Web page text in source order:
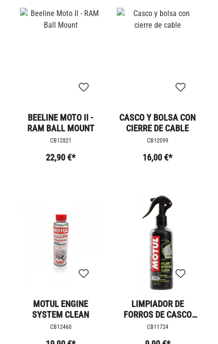
BEELINE MOTO II -
RAM BALL MOUNT
CB12821
22,90 €*
CASCO Y BOLSA CON
CIERRE DE CABLE
CB12099
16,00 €*
MOTUL ENGINE
SYSTEM CLEAN
CB12460
LIMPIADOR DE
FORROS DE CASCO
MOTUL
CB11724